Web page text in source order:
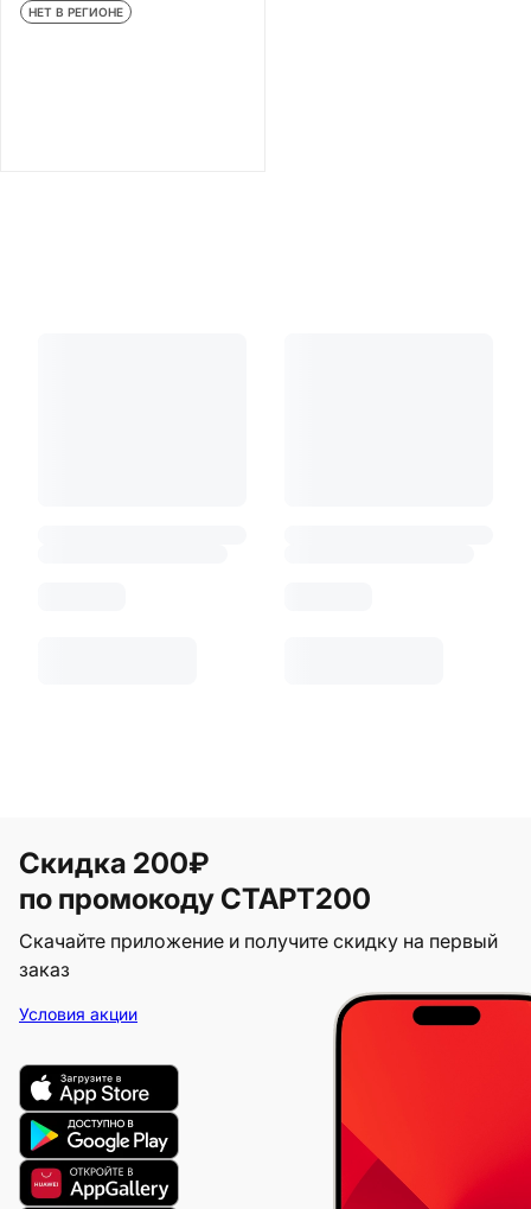
НЕТ В РЕГИОНЕ
Скидка 200₽
по промокоду СТАРТ200
Скачайте приложение и получите скидку на первый
заказ
Условия акции